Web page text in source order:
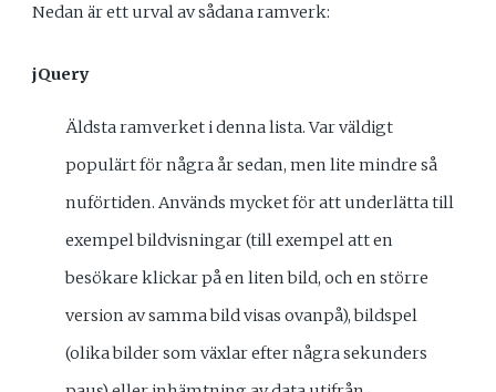
Nedan är ett urval av sådana ramverk:
jQuery
Äldsta ramverket i denna lista. Var väldigt
populärt för några år sedan, men lite mindre så
nuförtiden. Används mycket för att underlätta till
exempel bildvisningar (till exempel att en
besökare klickar på en liten bild, och en större
version av samma bild visas ovanpå), bildspel
(olika bilder som växlar efter några sekunders